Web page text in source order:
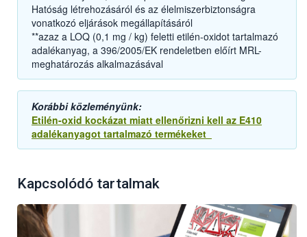
Hatóság létrehozásáról és az élelmiszerbiztonságra
vonatkozó eljárások megállapításáról
**azaz a LOQ (0,1 mg / kg) feletti etilén-oxidot tartalmazó
adalékanyag, a 396/2005/EK rendeletben előírt MRL-
meghatározás alkalmazásával
Korábbi közleményünk:
Etilén-oxid kockázat miatt ellenőrizni kell az E410
adalékanyagot tartalmazó termékeket
Kapcsolódó tartalmak